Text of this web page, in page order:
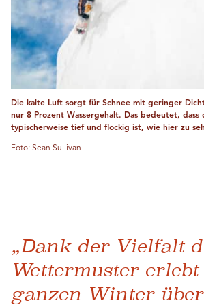
Die kalte Luft sorgt für Schnee mit geringer
nur 8 Prozent Wassergehalt. Das bedeutet, dass
typischerweise tief und flockig ist, wie hier zu
Foto: Sean Sullivan
„Dank der Vielfalt
Wettermuster
ganzen Winter über